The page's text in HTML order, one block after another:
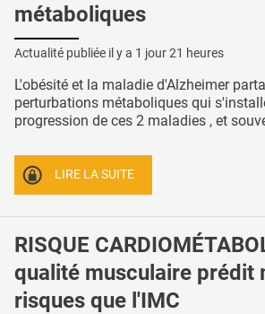
métaboliques
Actualité publiée il y a 1 jour 21 heures
L'obésité et la maladie d'Alzheimer
perturbations métaboliques qui
progression de ces 2 maladies , et
LIRE LA SUITE
RISQUE
qualité musculaire prédit
risques que l'IMC